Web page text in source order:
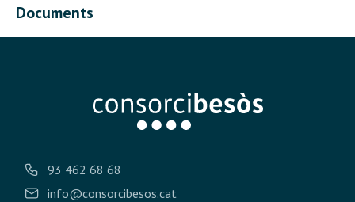
Documents
93 462 68 68
info@consorcibesos.cat